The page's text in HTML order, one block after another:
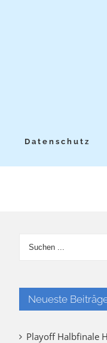
Datenschutz
Neueste
Playoff Halbfinale